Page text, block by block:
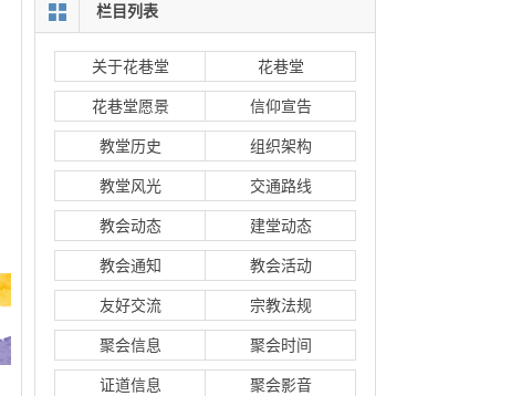
栏目列表
关于花巷堂 花巷堂
花巷堂愿景 信仰宣告
教堂历史 组织架构
教堂风光 交通路线
教会动态 建堂动态
教会通知 教会活动
友好交流 宗教法规
聚会信息 聚会时间
证道信息 聚会影音